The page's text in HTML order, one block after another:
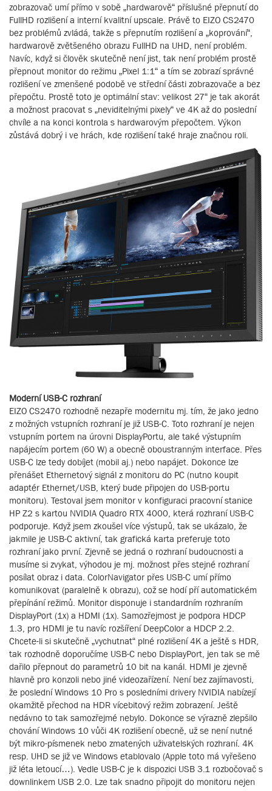
zobrazovač umí přímo v sobě „hardwarově“ příslušné přepnutí do
FullHD rozlišení a interní kvalitní upscale. Právě to EIZO CS2470
bez problémů zvládá, takže s přepnutím rozlišení a „koprování“,
hardwarově zvětšeného obrazu FullHD na UHD, není problém.
Navíc, když si člověk skutečně není jist, tak není problém prostě
přepnout monitor do režimu „Pixel 1:1“ a tím se zobrazí správné
rozlišení ve zmenšené podobě ve střední části zobrazovače a bez
přepočtu. Prostě toto je optimální stav: velikost 27“ je tak akorát
a možnost pracovat s „neviditelnými pixely“ ve 4K až do poslední
chvíle a na konci kontrola s hardwarovým přepočtem. Výkon
zůstává dobrý i ve hrách, kde rozlišení také hraje značnou roli.
Moderní USB-C rozhraní
EIZO CS2470 rozhodně nezapře modernitu mj. tím, že jako jedno
z možných vstupních rozhraní je již USB-C. Toto rozhraní je nejen
vstupním portem na úrovni DisplayPortu, ale také výstupním
napájecím portem (60 W) a obecně oboustranným interface. Přes
USB-C lze tedy dobíjet (mobil aj.) nebo napájet. Dokonce lze
přenášet Ethernetový signál z monitoru do PC (nutno koupit
adaptér Ethernet/USB, který bude připojen do USB-portu
monitoru). Testoval jsem monitor v konfiguraci pracovní stanice
HP Z2 s kartou NVIDIA Quadro RTX 4000, která rozhraní USB-C
podporuje. Když jsem zkoušel více výstupů, tak se ukázalo, že
jakmile je USB-C aktivní, tak grafická karta preferuje toto
rozhraní jako první. Zjevně se jedná o rozhraní budoucnosti a
musíme si zvykat, výhodou je mj. možnost přes stejné rozhraní
posílat obraz i data. ColorNavigator přes USB-C umí přímo
komunikovat (paralelně k obrazu), což se hodí pří automatickém
přepínání režimů. Monitor disponuje i standardním rozhraním
DisplayPort (1x) a HDMI (1x). Samozřejmost je podpora HDCP
1.3, pro HDMI je tu navíc rozšíření DeepColor a HDCP 2.2.
Chcete-li si skutečně „vychutnat“ plné rozlišení 4K a ještě s HDR,
tak rozhodně doporučíme USB-C nebo DisplayPort, jen tak se mě
dařilo přepnout do parametrů 10 bit na kanál. HDMI je zjevně
hlavně pro konzoli nebo jiné videozařízení. Není bez zajímavosti,
že poslední Windows 10 Pro s posledními drivery NVIDIA nabízejí
okamžitě přechod na HDR vícebitový režim zobrazení. Ještě
nedávno to tak samozřejmé nebylo. Dokonce se výrazně zlepšilo
chování Windows 10 vůči 4K rozlišení obecně, už se není nutné
být mikro-písmenek nebo zmatených uživatelských rozhraní. 4K
resp. UHD se již ve Windows etablovalo (Apple toto má vyřešeno
již léta letoucí…). Vedle USB-C je k dispozici USB 3.1 rozbočovač s
downlinkem USB 2.0. Lze tak snadno připojit do monitoru nejen